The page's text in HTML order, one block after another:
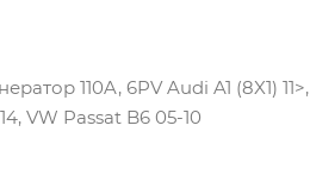
110A, 6PV Audi A1 (8X1) 11>,
VW Passat B6 05-10